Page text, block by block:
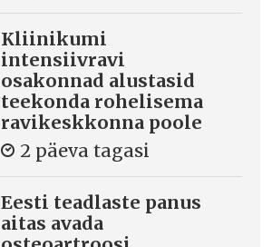
Kliinikumi
intensiivravi
osakonnad alustasid
teekonda rohelisema
ravikeskkonna poole
2 päeva tagasi
Eesti teadlaste panus
aitas avada